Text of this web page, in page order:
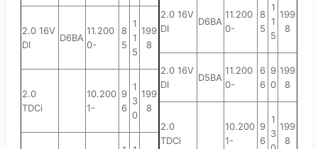
2.0 16V
DI
D6BA
11.200
0-
8
5
1
1
5
199
8
2.0
TDCi
10.200
1-
9
6
1
3
0
199
8
2.0 16V
DI
D6BA
11.200
0-
8
5
1
1
5
199
8
2.0 16V
DI
D5BA
11.200
0-
6
6
9
0
199
8
2.0
TDCi
10.200
1-
9
6
1
3
199
8